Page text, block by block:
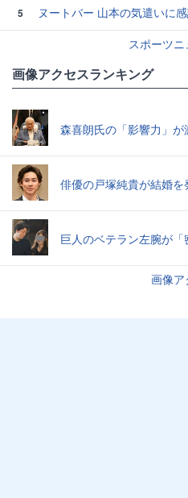
5
ヌートバー 山本の気遣いに
スポーツ
画像アクセスランキング
森喜朗氏の「影響力」が
俳優の戸塚純貴が結婚を
巨人のベテラン左腕が「
画像ア